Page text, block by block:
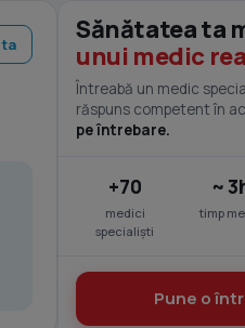
Sănătatea ta
unui medic
Întreabă un medic
răspuns competent în
pe întrebare.
+70
medici
specialiști
~
timp
Pune o